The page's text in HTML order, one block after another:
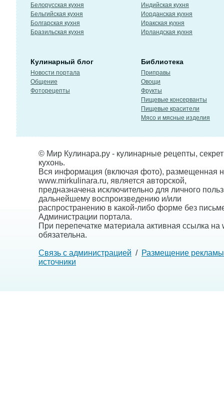
Белорусская кухня
Бельгийская кухня
Болгарская кухня
Бразильская кухня
Индийская кухня
Иорданская кухня
Иракская кухня
Ирландская кухня
Кулинарный блог
Новости портала
Общение
Фоторецепты
Библиотека
Приправы
Овощи
Фрукты
Пищевые консерванты
Пищевые красители
Мясо и мясные изделия
© Мир Кулинара.ру - кулинарные рецепты,
кухонь.
Вся информация (включая фото), размещенная
www.mirkulinara.ru, является авторской,
предназначена исключительно для личного
дальнейшему воспроизведению и/или
распространению в какой-либо форме без
Администрации портала.
При перепечатке материала активная ссылка на
обязательна.
Связь с администрацией / Размещение рекламы
источники